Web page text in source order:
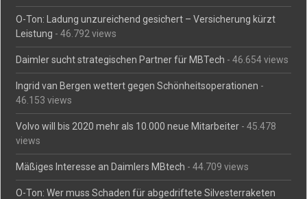
O-Ton: Ladung unzureichend gesichert – Versicherung kürzt
Leistung - 46.792 views
Daimler sucht strategischen Partner für MBTech - 46.654 views
Ingrid van Bergen wettert gegen Schönheitsoperationen -
46.153 views
Volvo will bis 2020 mehr als 10.000 neue Mitarbeiter - 45.478
views
Mäßiges Interesse an Daimlers MBtech - 44.709 views
O-Ton: Wer muss Schaden für abgedriftete Silvesterraketen